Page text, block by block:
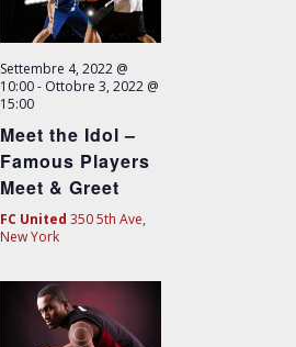
e
N
a
v
i
g
a
z
n
e
Settembre 4, 2022 @
10:00- Ottobre 3, 2022 @
15:00
Meet the Idol –
Famous Players
Meet & Greet
FC United 350 5th Ave,
New York